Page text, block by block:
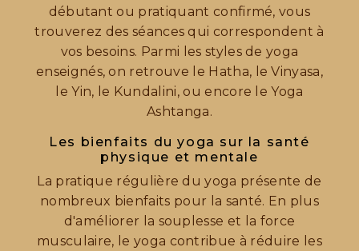
débutant ou pratiquant confirmé, vous
trouverez des séances qui correspondent à
vos besoins. Parmi les styles de yoga
enseignés, on retrouve le Hatha, le Vinyasa,
le Yin, le Kundalini, ou encore le Yoga
Ashtanga.
Les bienfaits du yoga sur la santé
physique et mentale
La pratique régulière du yoga présente de
nombreux bienfaits pour la santé. En plus
d'améliorer la souplesse et la force
musculaire, le yoga contribue à réduire les